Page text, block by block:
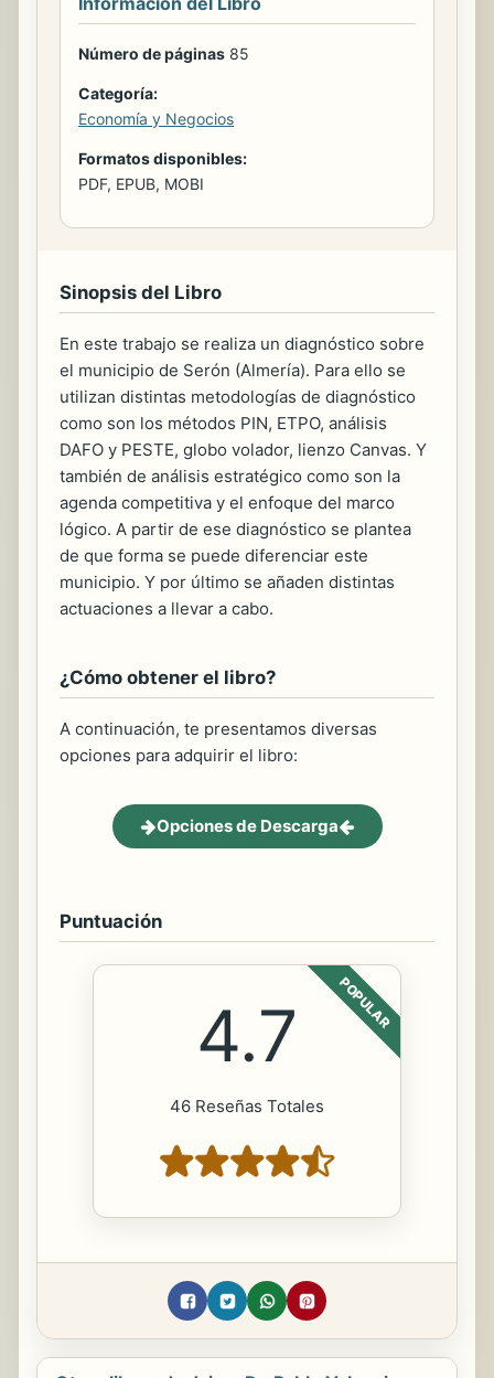
Número de páginas 85
Categoría:
Economía y Negocios
Formatos disponibles:
PDF, EPUB, MOBI
Sinopsis del Libro
En este trabajo se realiza un diagnóstico sobre
el municipio de Serón (Almería). Para ello se
utilizan distintas metodologías de diagnóstico
como son los métodos PIN, ETPO, análisis
DAFO y PESTE, globo volador, lienzo Canvas. Y
también de análisis estratégico como son la
agenda competitiva y el enfoque del marco
lógico. A partir de ese diagnóstico se plantea
de que forma se puede diferenciar este
municipio. Y por último se añaden distintas
actuaciones a llevar a cabo.
¿Cómo obtener el libro?
A continuación, te presentamos diversas
opciones para adquirir el libro:
Opciones de Descarga
Puntuación
POPULAR
4.7
46 Reseñas Totales